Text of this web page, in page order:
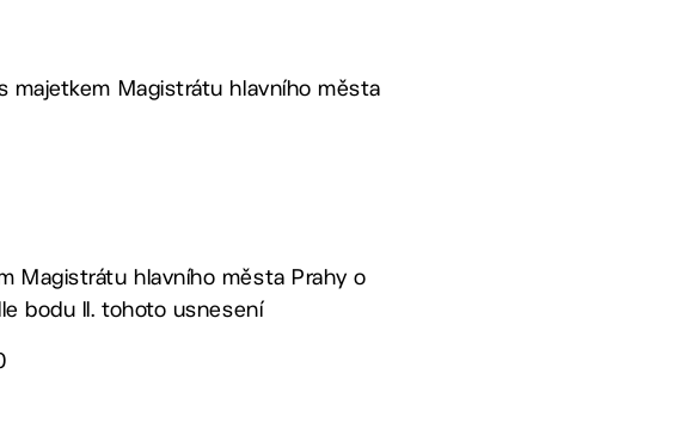
majetkem Magistrátu hlavního města
Magistrátu hlavního města Prahy o
bodu II. tohoto usnesení